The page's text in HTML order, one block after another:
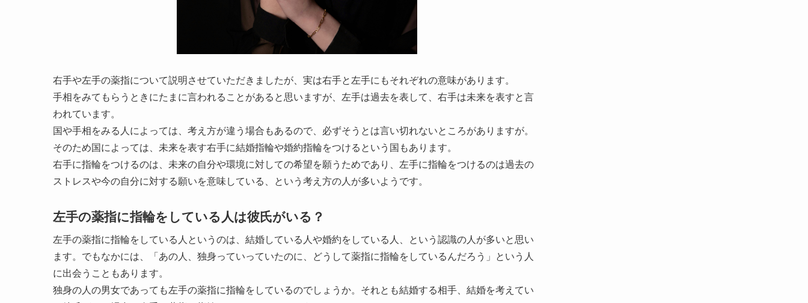
右手や左手の薬指について説明させていただきましたが、実は右手と左手にもそれぞれの意味があります。
手相をみてもらうときにたまに言われることがあると思いますが、左手は過去を表して、右手は未来を表すと言
われています。
国や手相をみる人によっては、考え方が違う場合もあるので、必ずそうとは言い切れないところがありますが。
そのため国によっては、未来を表す右手に結婚指輪や婚約指輪をつけるという国もあります。
右手に指輪をつけるのは、未来の自分や環境に対しての希望を願うためであり、左手に指輪をつけるのは過去の
ストレスや今の自分に対する願いを意味している、という考え方の人が多いようです。
左手の薬指に指輪をしている人は彼氏がいる？
左手の薬指に指輪をしている人というのは、結婚している人や婚約をしている人、という認識の人が多いと思い
ます。でもなかには、「あの人、独身っていっていたのに、どうして薬指に指輪をしているんだろう」という人
に出会うこともあります。
独身の人の男女であっても左手の薬指に指輪をしているのでしょうか。それとも結婚する相手、結婚を考えてい